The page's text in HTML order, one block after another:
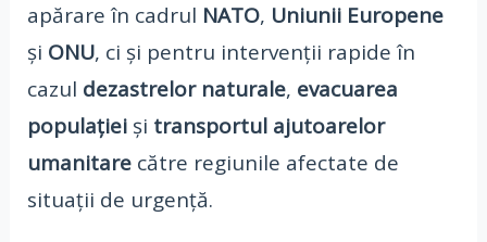
apărare în cadrul NATO, Uniunii Europene
și ONU, ci și pentru intervenții rapide în
cazul dezastrelor naturale, evacuarea
populațieiși transportul ajutoarelor
umanitarecătre regiunile afectate de
situații de urgență.